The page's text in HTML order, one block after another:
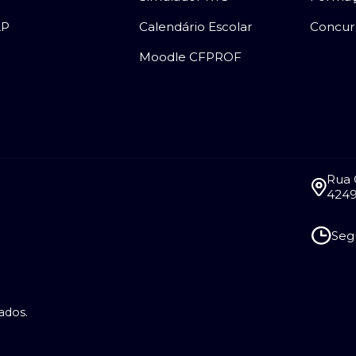
Calendário Escolar
Moodle CFPROF
Rua